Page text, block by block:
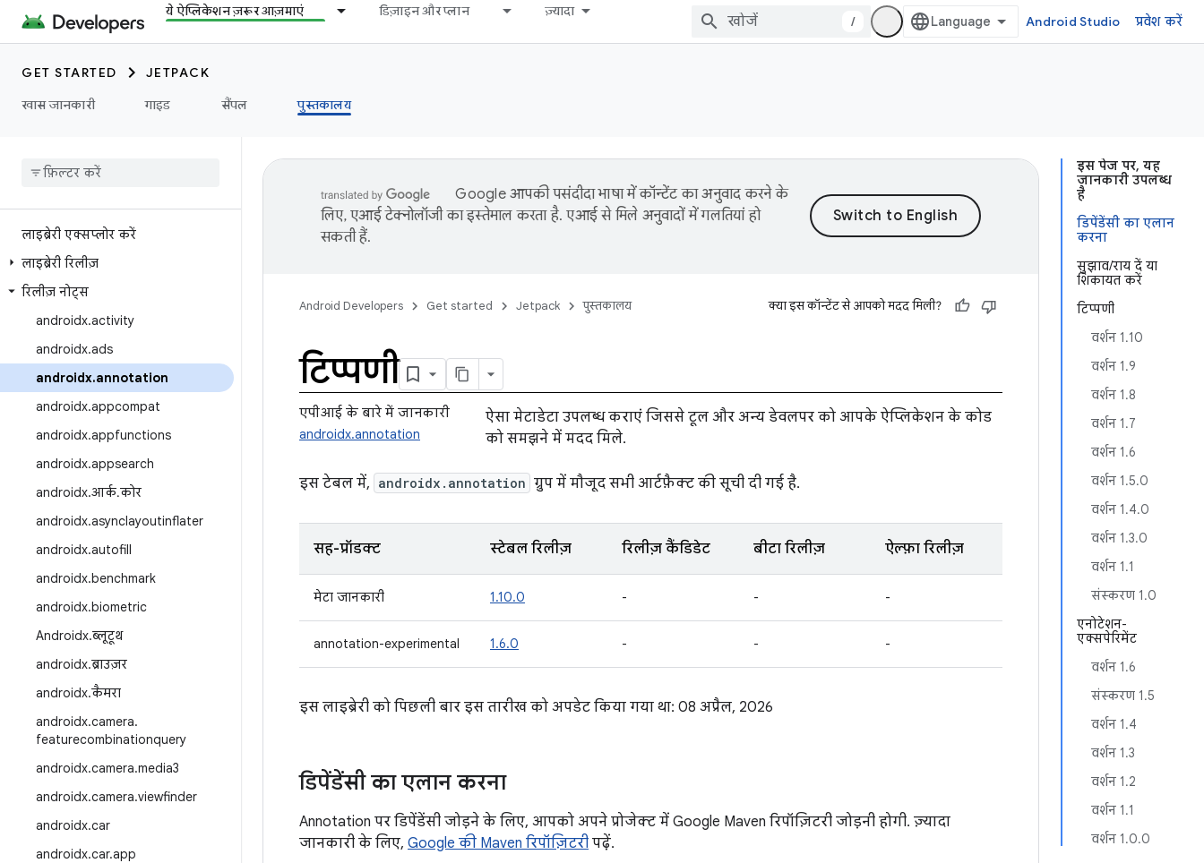
ये ऐप्लिकेशन ज़रूर आज़माएं डिज़ाइन और प्लान ज़्यादा
/ Android Studio प्रवेश करें
GET STARTED
JETPACK
खास जानकारी
गाइड सैंपल पुस्तकालय
लाइब्रेरी एक्सप्लोर करें
लाइब्रेरी रिलीज़
रिलीज़ नोट्स
androidx.activity
androidx.ads
androidx.annotation
androidx.appcompat
androidx.appfunctions
androidx.appsearch
androidx.आर्क.कोर
androidx.asynclayoutinflater
androidx.autofill
androidx.benchmark
androidx.biometric
Androidx.ब्लूटूथ
androidx.ब्राउज़र
androidx.कैमरा
androidx.camera.
featurecombinationquery
androidx.camera.media3
androidx.camera.viewfinder
androidx.car
androidx.car.app
इस पेज पर, यह
जानकारी उपलब्ध
है
डिपेंडेंसी का एलान
करना
सुझाव/राय दें या
शिकायत करें
टिप्पणी
वर्शन 1.10
वर्शन 1.9
वर्शन 1.8
वर्शन 1.7
वर्शन 1.6
वर्शन 1.5.0
वर्शन 1.4.0
वर्शन 1.3.0
वर्शन 1.1
संस्करण 1.0
एनोटेशन-
एक्सपेरिमेंट
वर्शन 1.6
संस्‍करण 1.5
वर्शन 1.4
वर्शन 1.3
वर्शन 1.2
वर्शन 1.1
वर्शन 1.0.0
Google आपकी पसंदीदा भाषा में कॉन्टेंट का अनुवाद करने के
लिए, एआई टेक्नोलॉजी का इस्तेमाल करता है. एआई से मिले अनुवादों में गलतियां हो
सकती हैं.
Android Developers Get started Jetpack पुस्तकालय क्या इस कॉन्टेंट से आपको मदद मिली?
टिप्पणी
एपीआई के बारे में जानकारी
androidx.annotation
ऐसा मेटाडेटा उपलब्ध कराएं जिससे टूल और अन्य डेवलपर को आपके ऐप्लिकेशन के कोड
को समझने में मदद मिले.
इस टेबल में, androidx.annotation ग्रुप में मौजूद सभी आर्टफ़ैक्ट की सूची दी गई है.
सह-प्रॉडक्ट स्टेबल रिलीज़ रिलीज़ कैंडिडेट बीटा रिलीज़ ऐल्फ़ा रिलीज़
मेटा जानकारी 1.10.0 - - -
annotation-experimental 1.6.0 - - -
इस लाइब्रेरी को पिछली बार इस तारीख को अपडेट किया गया था: 08 अप्रैल, 2026
डिपेंडेंसी का एलान करना
Annotation पर डिपेंडेंसी जोड़ने के लिए, आपको अपने प्रोजेक्ट में Google Maven रिपॉज़िटरी जोड़नी होगी. ज़्यादा
जानकारी के लिए, Google की Maven रिपॉज़िटरी पढ़ें.